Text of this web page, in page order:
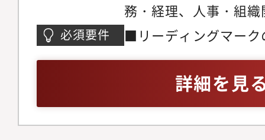
務・経理、人事・組
画、コーポレートIT
す。ただし、重要な
ただからこその視点
で、本当に事業が加
制度で、本当に優秀
必須要件
■リーディングマーク
応可能な柔軟性や能
10年以上の実務経験
詳細を見